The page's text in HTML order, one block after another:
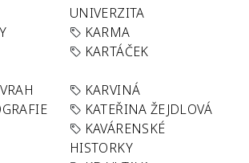
UNIVERZITA
KARMA
KARTÁČEK
KARVINÁ
KATEŘINA ŽEJDLOVÁ
KAVÁRENSKÉ
HISTORKY